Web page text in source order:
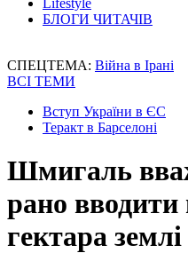
Lifestyle
БЛОГИ ЧИТАЧІВ
СПЕЦТЕМА: Війна в Ірані
ВСІ ТЕМИ
Вступ України в ЄС
Теракт в Барселоні
Шмигаль
рано вводити
гектара землі